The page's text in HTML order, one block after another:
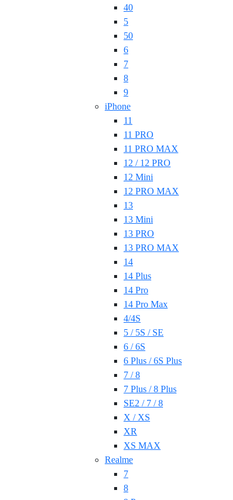
40
5
50
6
7
8
9
iPhone
11
11 PRO
11 PRO MAX
12 / 12 PRO
12 Mini
12 PRO MAX
13
13 Mini
13 PRO
13 PRO MAX
14
14 Plus
14 Pro
14 Pro Max
4/4S
5 / 5S / SE
6 / 6S
6 Plus / 6S Plus
7 / 8
7 Plus / 8 Plus
SE2 / 7 / 8
X / XS
XR
XS MAX
Realme
7
8